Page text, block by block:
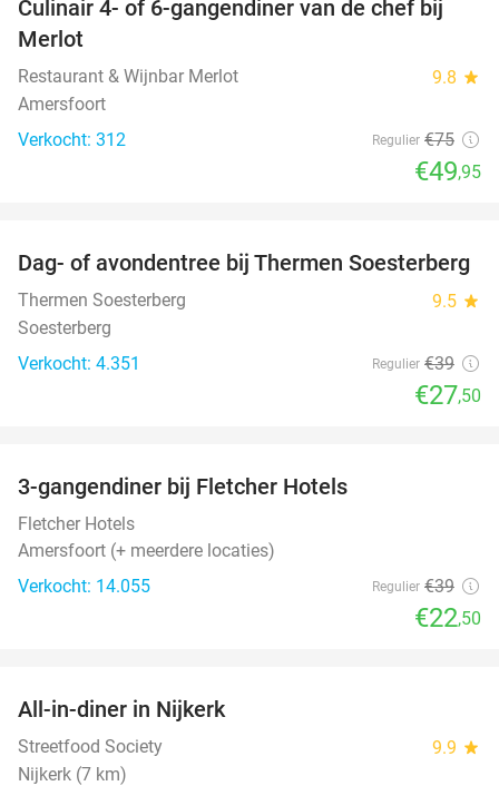
33%
Culinair 4- of 6-gangendiner van de chef bij
Merlot
Restaurant & Wijnbar Merlot 9.8 star
Amersfoort
Verkocht: 312
Regulier €75
€49,95
29%
Dag- of avondentree bij Thermen Soesterberg
Thermen Soesterberg 9.5 star
Soesterberg
Verkocht: 4.351
Regulier €39
€27,50
3-gangendiner bij Fletcher Hotels
Fletcher Hotels
Amersfoort (+ meerdere locaties)
Verkocht: 14.055
Regulier €39
€22,50
All-in-diner in Nijkerk
Streetfood Society 9.9 star
Nijkerk (7 km)